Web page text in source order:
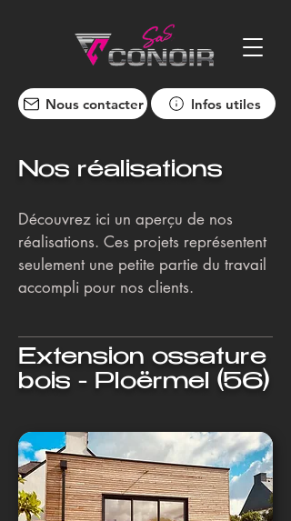
Nous contacter Infos utiles
Nos réalisations
Découvrez ici un aperçu de nos
réalisations. Ces projets représentent
seulement une petite partie du travail
accompli pour nos clients.
Extension ossature
bois - Ploërmel (56)